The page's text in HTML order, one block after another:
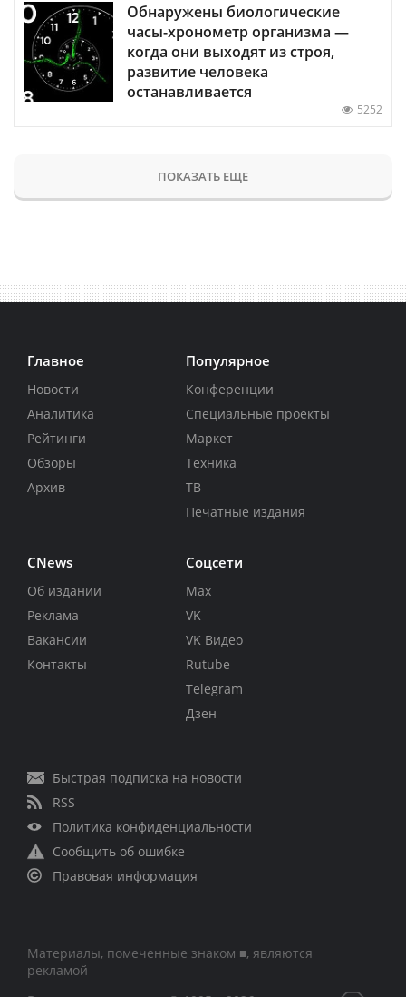
Обнаружены биологические
часы-хронометр организма —
когда они выходят из строя,
развитие человека
останавливается
5252
ПОКАЗАТЬ ЕЩЕ
Главное
Новости
Аналитика
Рейтинги
Обзоры
Архив
Популярное
Конференции
Специальные проекты
Маркет
Техника
ТВ
Печатные издания
CNews
Об издании
Реклама
Вакансии
Контакты
Соцсети
Max
VK
VK Видео
Rutube
Telegram
Дзен
Быстрая подписка на новости
RSS
Политика конфиденциальности
Сообщить об ошибке
Правовая информация
Материалы, помеченные знаком ■, являются
рекламой